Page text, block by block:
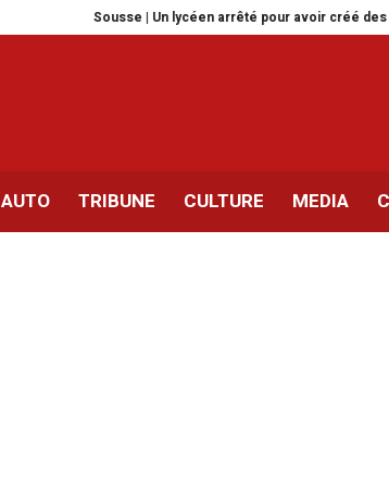
Sousse | Un lycéen arrêté pour avoir créé des vidéos
AUTO TRIBUNE CULTURE MEDIA